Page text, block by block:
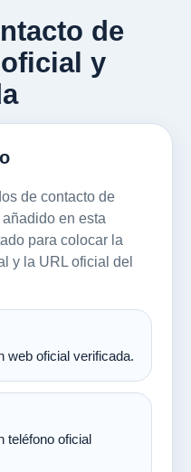
de
y
de contacto de
en esta
para colocar la
y la URL oficial del
web oficial verificada.
teléfono oficial